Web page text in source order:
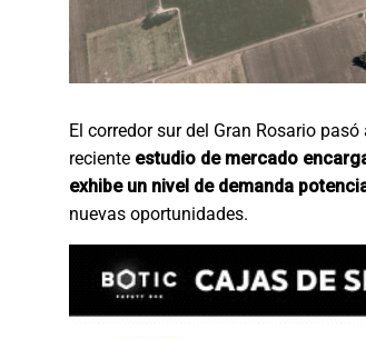
El corredor sur del Gran Rosario
reciente estudio de mercado
exhibe un nivel de demanda
nuevas oportunidades.